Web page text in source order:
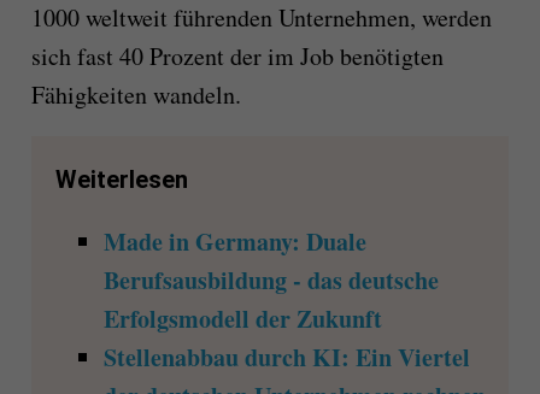
1000 weltweit führenden Unternehmen, werden
sich fast 40 Prozent der im Job benötigten
Fähigkeiten wandeln.
Weiterlesen
Made in Germany: Duale
Berufsausbildung - das deutsche
Erfolgsmodell der Zukunft
Stellenabbau durch KI: Ein Viertel